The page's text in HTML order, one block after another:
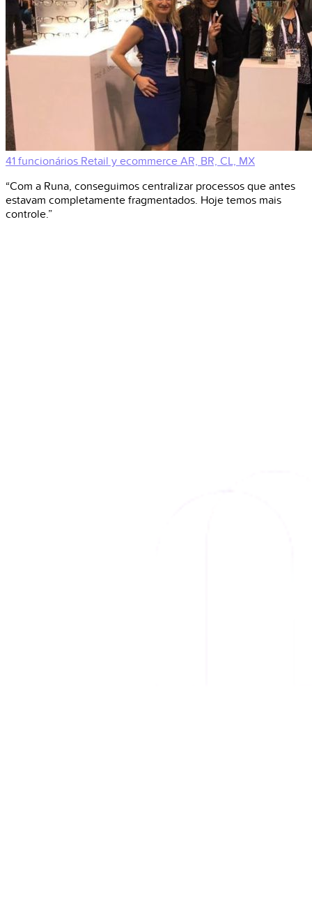
41 funcionários Retail y ecommerce AR, BR, CL, MX
“Com a Runa, conseguimos centralizar processos que antes
estavam completamente fragmentados. Hoje temos mais
controle.”